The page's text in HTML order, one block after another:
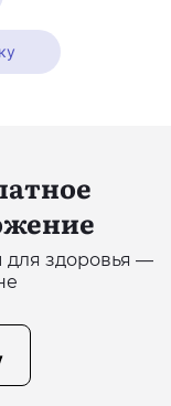
для здоровья —